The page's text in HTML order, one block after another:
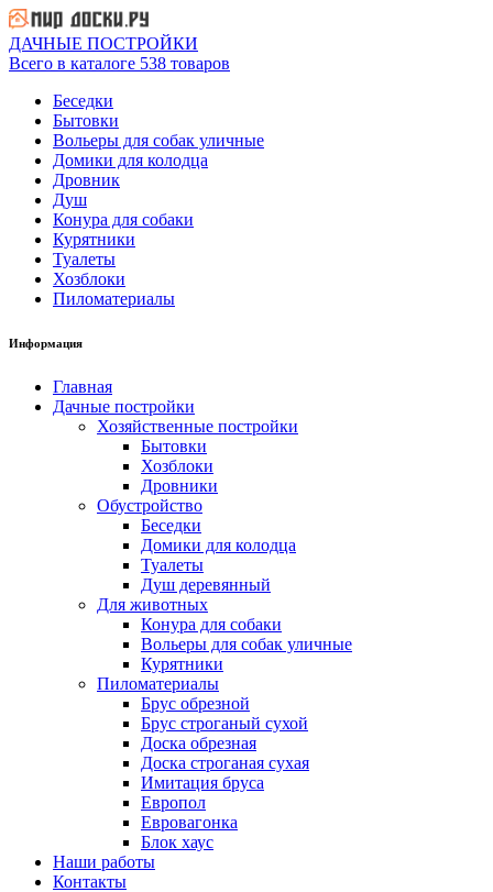
ДАЧНЫЕ ПОСТРОЙКИ
Всего в каталоге 538 товаров
Беседки
Бытовки
Вольеры для собак уличные
Домики для колодца
Дровник
Душ
Конура для собаки
Курятники
Туалеты
Хозблоки
Пиломатериалы
Информация
Главная
Дачные постройки
Хозяйственные постройки
Бытовки
Хозблоки
Дровники
Обустройство
Беседки
Домики для колодца
Туалеты
Душ деревянный
Для животных
Конура для собаки
Вольеры для собак уличные
Курятники
Пиломатериалы
Брус обрезной
Брус строганый сухой
Доска обрезная
Доска строганая сухая
Имитация бруса
Европол
Евровагонка
Блок хаус
Наши работы
Контакты